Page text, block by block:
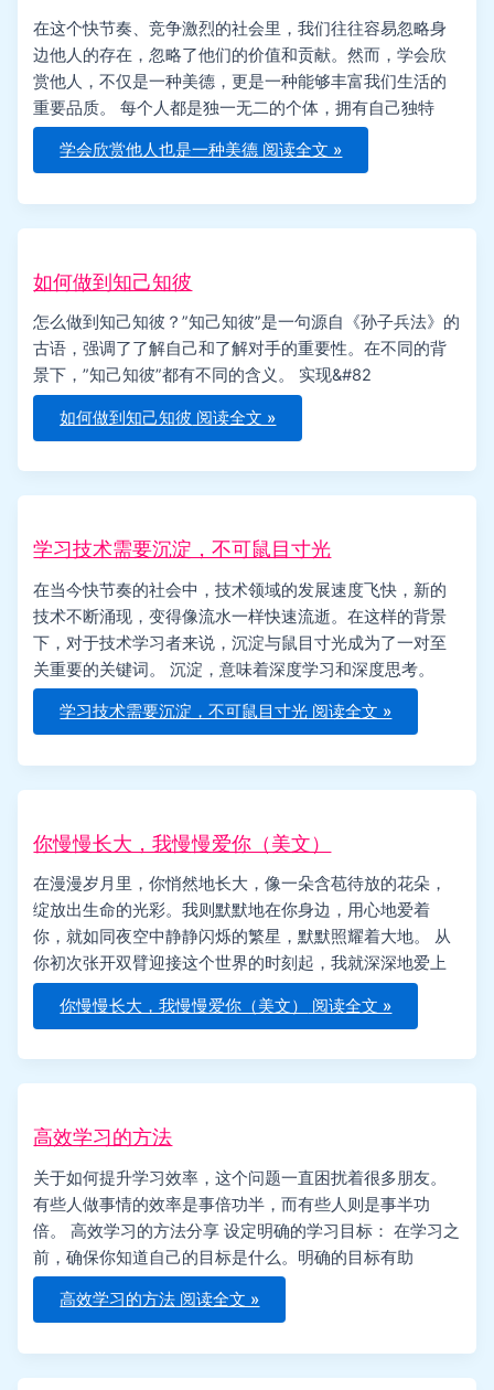
在这个快节奏、竞争激烈的社会里，我们往往容易忽略身
边他人的存在，忽略了他们的价值和贡献。然而，学会欣
赏他人，不仅是一种美德，更是一种能够丰富我们生活的
重要品质。 每个人都是独一无二的个体，拥有自己独特
学会欣赏他人也是一种美德 阅读全文 »
如何做到知己知彼
怎么做到知己知彼？”知己知彼”是一句源自《孙子兵法》的
古语，强调了了解自己和了解对手的重要性。在不同的背
景下，”知己知彼”都有不同的含义。 实现&#82
如何做到知己知彼 阅读全文 »
学习技术需要沉淀，不可鼠目寸光
在当今快节奏的社会中，技术领域的发展速度飞快，新的
技术不断涌现，变得像流水一样快速流逝。在这样的背景
下，对于技术学习者来说，沉淀与鼠目寸光成为了一对至
关重要的关键词。 沉淀，意味着深度学习和深度思考。
学习技术需要沉淀，不可鼠目寸光 阅读全文 »
你慢慢长大，我慢慢爱你（美文）
在漫漫岁月里，你悄然地长大，像一朵含苞待放的花朵，
绽放出生命的光彩。我则默默地在你身边，用心地爱着
你，就如同夜空中静静闪烁的繁星，默默照耀着大地。 从
你初次张开双臂迎接这个世界的时刻起，我就深深地爱上
你慢慢长大，我慢慢爱你（美文） 阅读全文 »
高效学习的方法
关于如何提升学习效率，这个问题一直困扰着很多朋友。
有些人做事情的效率是事倍功半，而有些人则是事半功
倍。 高效学习的方法分享 设定明确的学习目标： 在学习之
前，确保你知道自己的目标是什么。明确的目标有助
高效学习的方法 阅读全文 »